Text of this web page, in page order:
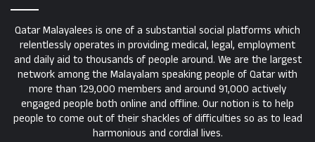
Qatar Malayalees is one of a substantial social platforms which
relentlessly operates in providing medical, legal, employment
and daily aid to thousands of people around. We are the largest
network among the Malayalam speaking people of Qatar with
more than 129,000 members and around 91,000 actively
engaged people both online and offline. Our notion is to help
people to come out of their shackles of difficulties so as to lead
harmonious and cordial lives.